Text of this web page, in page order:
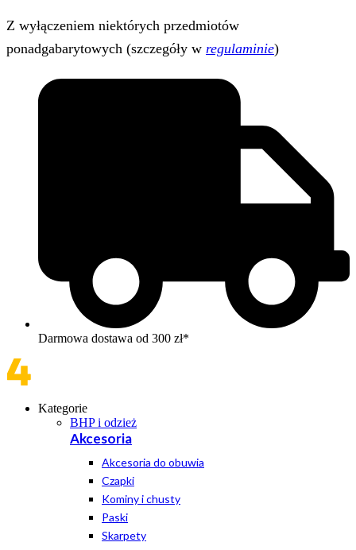
Z wyłączeniem niektórych przedmiotów
ponadgabarytowych (szczegóły w regulaminie)
Darmowa dostawa od 300 zł*
Kategorie
BHP i odzież
Akcesoria
Akcesoria do obuwia
Czapki
Kominy i chusty
Paski
Skarpety